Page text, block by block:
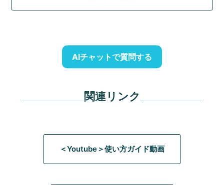
AIチャットで質問する
関連リンク
＜Youtube＞使い方ガイド動画